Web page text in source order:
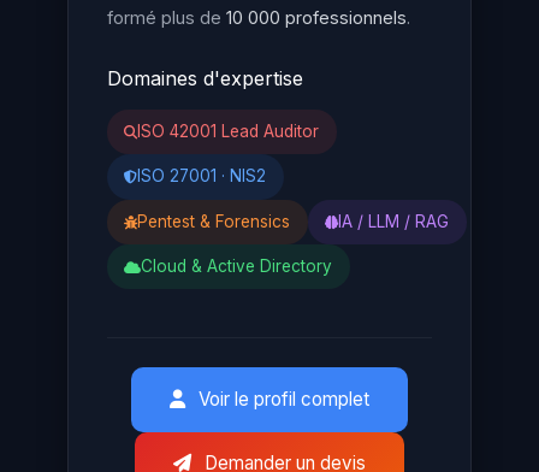
formé plus de 10 000 professionnels.
Domaines d'expertise
ISO 42001 Lead Auditor
ISO 27001 · NIS2
Pentest & Forensics IA / LLM / RAG
Cloud & Active Directory
Voir le profil complet
Demander un devis